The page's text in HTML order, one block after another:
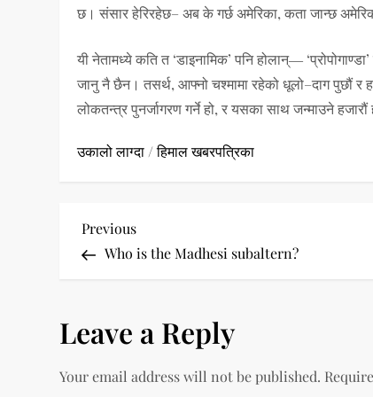
छ। संसार हेरिरहेछ– अब के गर्छ अमेरिका, कता जान्छ
यी नेतामध्ये कति त ‘डाइनामिक’ पनि होलान्―
जानु नै छैन। तसर्थ, आफ्नो चश्मामा रहेको धूलो–दाग पुछौं र
लोकतन्त्र पुनर्जागरण गर्ने हो, र यसका साथ जन्माउने हजारौं
उकालो लाग्दा /हिमाल खबरपत्रिका
P
o
t
Previous
Post
Previous
Who is the Madhesi subaltern?
Leave a Reply
Your email address will not be published.